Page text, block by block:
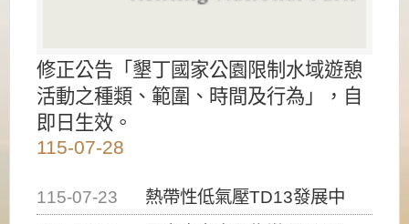
修正公告「墾丁國家公園限制水域遊憩
活動之種類、範圍、時間及行為」，自
即日生效。
115-07-28
115-07-23
熱帶性低氣壓TD13發展中